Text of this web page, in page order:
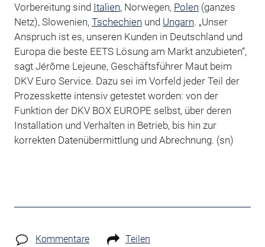
Vorbereitung sind Italien, Norwegen, Polen (ganzes
Netz), Slowenien, Tschechien und Ungarn. „Unser
Anspruch ist es, unseren Kunden in Deutschland und
Europa die beste EETS Lösung am Markt anzubieten“,
sagt Jérôme Lejeune, Geschäftsführer Maut beim
DKV Euro Service. Dazu sei im Vorfeld jeder Teil der
Prozesskette intensiv getestet worden: von der
Funktion der DKV BOX EUROPE selbst, über deren
Installation und Verhalten in Betrieb, bis hin zur
korrekten Datenübermittlung und Abrechnung. (sn)
Kommentare Teilen